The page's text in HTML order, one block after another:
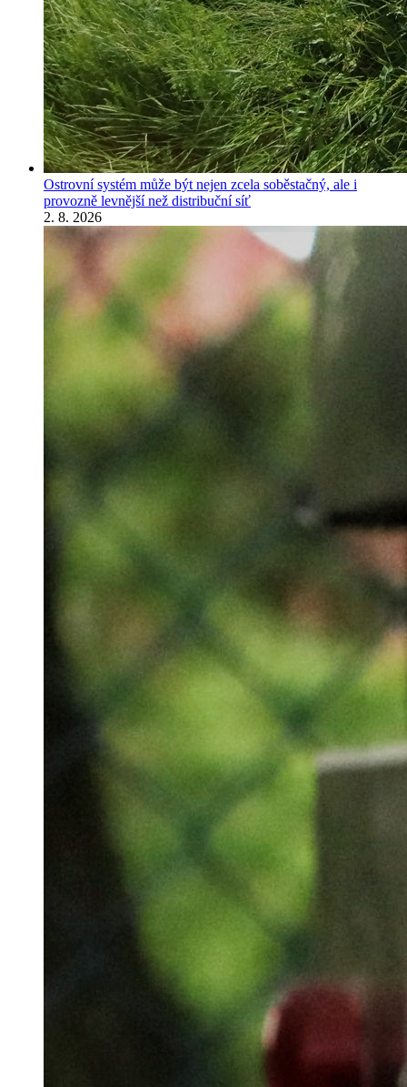
Ostrovní systém může být nejen zcela soběstačný, ale i
provozně levnější než distribuční síť
2. 8. 2026